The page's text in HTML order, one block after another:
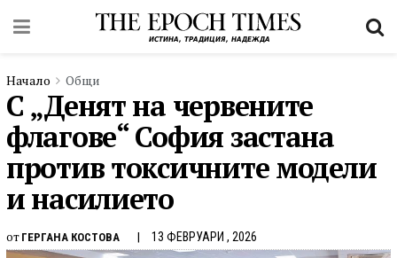
Начало Общи
С „Денят на червените
флагове“ София застана
против токсичните модели
и насилието
от ГЕРГАНА КОСТОВА 13 ФЕВРУАРИ , 2026